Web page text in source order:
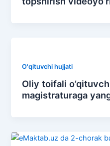
O'qituvchi hujjati
Oliy toifali
magistraturaga